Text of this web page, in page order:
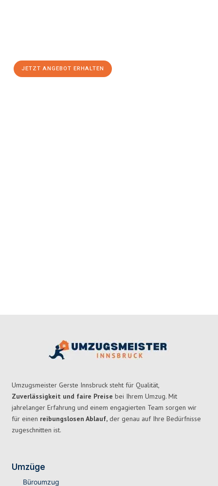
JETZT ANGEBOT ERHALTEN
Umzugsmeister Gerste Innsbruck steht für Qualität,
Zuverlässigkeit und faire Preise bei Ihrem Umzug. Mit
jahrelanger Erfahrung und einem engagierten Team sorgen wir
für einen reibungslosen Ablauf, der genau auf Ihre Bedürfnisse
zugeschnitten ist.
Umzüge
Büroumzug